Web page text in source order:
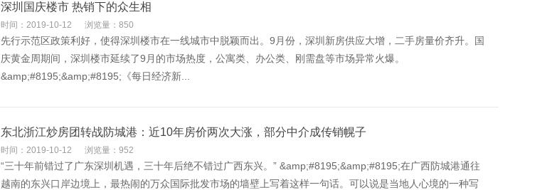
深圳国庆楼市 热销下的众生相
时间：2019-10-12 浏览量：850
先行示范区政策利好，使得深圳楼市在一线城市中脱颖而出。9月份，深圳新房供应大增，二手房量价齐升。国
庆黄金周期间，深圳楼市延续了9月的市场热度，公寓类、办公类、刚需盘等市场异常火爆。
&amp;#8195;&amp;#8195;《每日经济新...
东北浙江炒房团转战防城港：近10年房价两次大涨，部分中介成传销幌子
时间：2019-10-12 浏览量：952
“三十年前错过了广东深圳机遇，三十年后绝不错过广西东兴。” &amp;#8195;&amp;#8195;在广西防城港通往
越南的东兴口岸边境上，最热闹的万众国际批发市场的墙壁上写着这样一句话。可以说是当地人心境的一种写